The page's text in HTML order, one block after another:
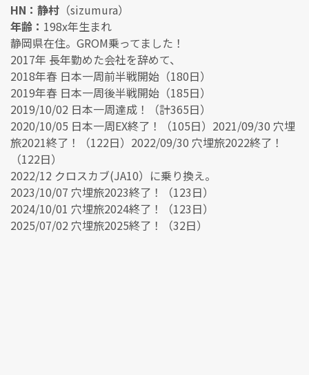
HN：静村 （sizumura）
年齢： 198x年生まれ
静岡県在住。GROM乗ってました！
2017年 長年勤めた会社を辞めて、
2018年春 日本一周前半戦開始（180日）
2019年春 日本一周後半戦開始（185日）
2019/10/02 日本一周達成！（計365日）
2020/10/05 日本一周EX終了！（105日）2021/09/30 穴埋
旅2021終了！（122日）2022/09/30 穴埋旅2022終了！
（122日）
2022/12 クロスカブ(JA10）に乗り換え。
2023/10/07 穴埋旅2023終了！（123日）
2024/10/01 穴埋旅2024終了！（123日）
2025/07/02 穴埋旅2025終了！（32日）